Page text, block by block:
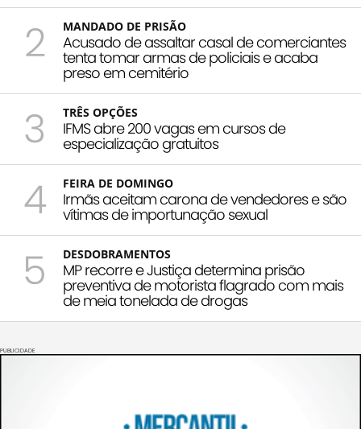
2 MANDADO DE PRISÃO
Acusado de assaltar casal de comerciantes
tenta tomar armas de policiais e acaba
preso em cemitério
3 TRÊS OPÇÕES
IFMS abre 200 vagas em cursos de
especialização gratuitos
4 FEIRA DE DOMINGO
Irmãs aceitam carona de vendedores e são
vítimas de importunação sexual
5 DESDOBRAMENTOS
MP recorre e Justiça determina prisão
preventiva de motorista flagrado com mais
de meia tonelada de drogas
PUBLICIDADE